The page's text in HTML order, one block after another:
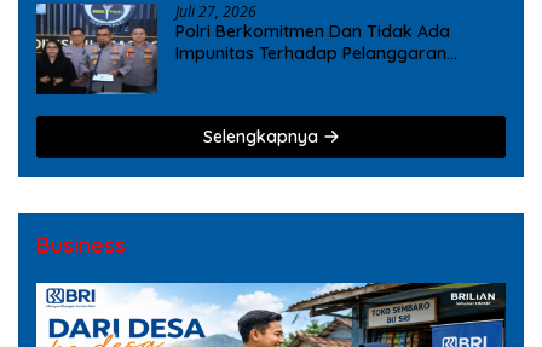
Juli 27, 2026
Polri Berkomitmen Dan Tidak Ada
Impunitas Terhadap Pelanggaran
Selengkapnya
Business